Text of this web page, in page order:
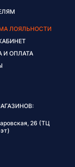
ЛОЯЛЬНОСТИ
И ОПЛАТА
26 (ТЦ